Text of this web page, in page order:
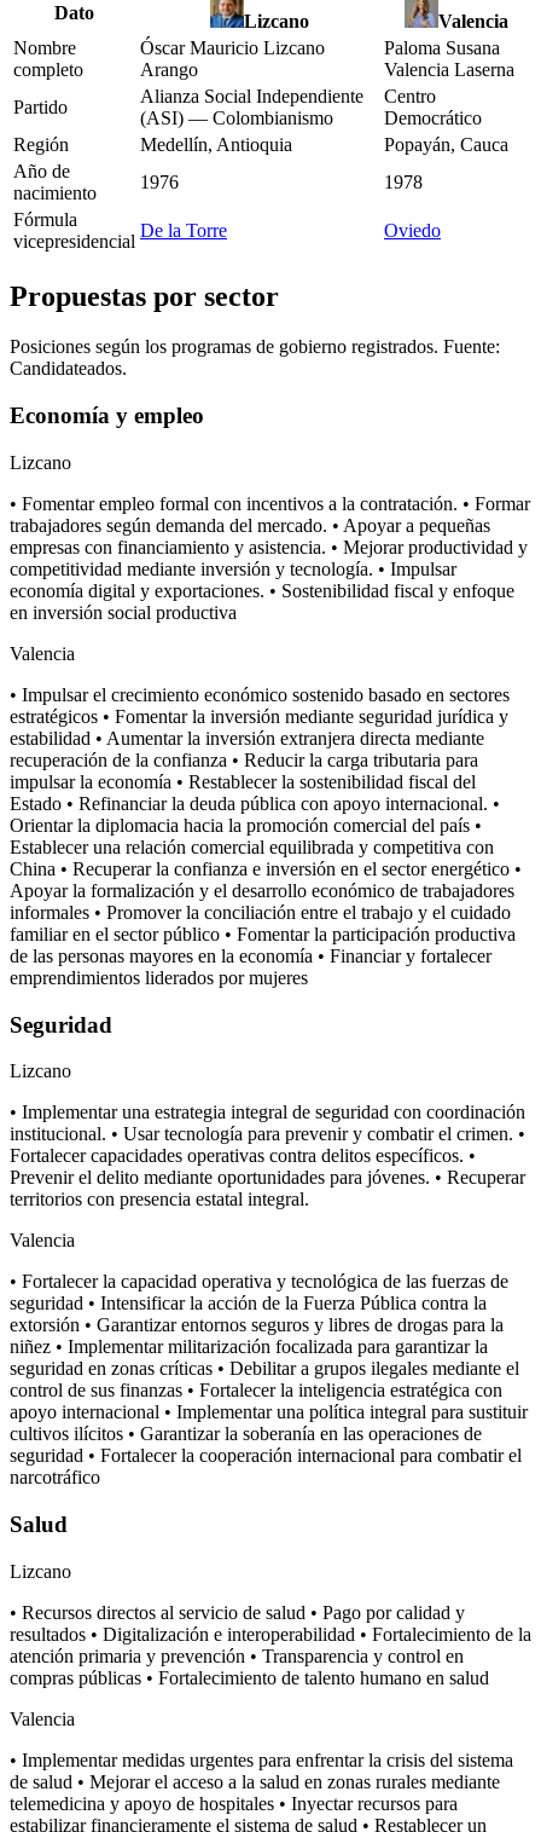
Dato Lizcano
Valencia
Nombre
completo
Óscar Mauricio Lizcano
Arango
Paloma Susana
Valencia Laserna
Partido
Alianza Social Independiente
(ASI) — Colombianismo
Centro
Democrático
Región
Medellín, Antioquia
Popayán, Cauca
Año de
nacimiento
1976
1978
Fórmula
vicepresidencial
De la Torre Oviedo
Propuestas por sector
Posiciones según los programas de gobierno registrados. Fuente:
Candidateados.
Economía y empleo
Lizcano
• Fomentar empleo formal con incentivos a la contratación. • Formar
trabajadores según demanda del mercado. • Apoyar a pequeñas
empresas con financiamiento y asistencia. • Mejorar productividad y
competitividad mediante inversión y tecnología. • Impulsar
economía digital y exportaciones. • Sostenibilidad fiscal y enfoque
en inversión social productiva
Valencia
• Impulsar el crecimiento económico sostenido basado en sectores
estratégicos • Fomentar la inversión mediante seguridad jurídica y
estabilidad • Aumentar la inversión extranjera directa mediante
recuperación de la confianza • Reducir la carga tributaria para
impulsar la economía • Restablecer la sostenibilidad fiscal del
Estado • Refinanciar la deuda pública con apoyo internacional. •
Orientar la diplomacia hacia la promoción comercial del país •
Establecer una relación comercial equilibrada y competitiva con
China • Recuperar la confianza e inversión en el sector energético •
Apoyar la formalización y el desarrollo económico de trabajadores
informales • Promover la conciliación entre el trabajo y el cuidado
familiar en el sector público • Fomentar la participación productiva
de las personas mayores en la economía • Financiar y fortalecer
emprendimientos liderados por mujeres
Seguridad
Lizcano
• Implementar una estrategia integral de seguridad con coordinación
institucional. • Usar tecnología para prevenir y combatir el crimen. •
Fortalecer capacidades operativas contra delitos específicos. •
Prevenir el delito mediante oportunidades para jóvenes. • Recuperar
territorios con presencia estatal integral.
Valencia
• Fortalecer la capacidad operativa y tecnológica de las fuerzas de
seguridad • Intensificar la acción de la Fuerza Pública contra la
extorsión • Garantizar entornos seguros y libres de drogas para la
niñez • Implementar militarización focalizada para garantizar la
seguridad en zonas críticas • Debilitar a grupos ilegales mediante el
control de sus finanzas • Fortalecer la inteligencia estratégica con
apoyo internacional • Implementar una política integral para sustituir
cultivos ilícitos • Garantizar la soberanía en las operaciones de
seguridad • Fortalecer la cooperación internacional para combatir el
narcotráfico
Salud
Lizcano
• Recursos directos al servicio de salud • Pago por calidad y
resultados • Digitalización e interoperabilidad • Fortalecimiento de la
atención primaria y prevención • Transparencia y control en
compras públicas • Fortalecimiento de talento humano en salud
Valencia
• Implementar medidas urgentes para enfrentar la crisis del sistema
de salud • Mejorar el acceso a la salud en zonas rurales mediante
telemedicina y apoyo de hospitales • Inyectar recursos para
estabilizar financieramente el sistema de salud • Restablecer un